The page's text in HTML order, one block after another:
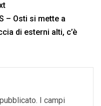
– Osti si mette a
di esterni alti, c’è
I campi